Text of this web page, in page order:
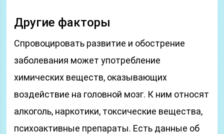
Другие факторы
Спровоцировать развитие и обострение
заболевания может употребление
химических веществ, оказывающих
воздействие на головной мозг. К ним относят
алкоголь, наркотики, токсические вещества,
психоактивные препараты. Есть данные об